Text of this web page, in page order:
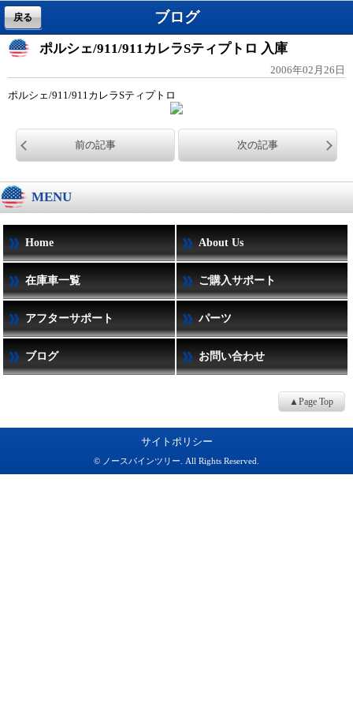
ブログ
戻る
ポルシェ/911/911カレラSティプトロ 入庫
2006年02月26日
ポルシェ/911/911カレラSティプトロ
前の記事 次の記事
MENU
Home About Us
在庫車一覧 ご購入サポート
アフターサポート パーツ
ブログ お問い合わせ
▲Page Top
サイトポリシー
© ノースパインツリー. All Rights Reserved.